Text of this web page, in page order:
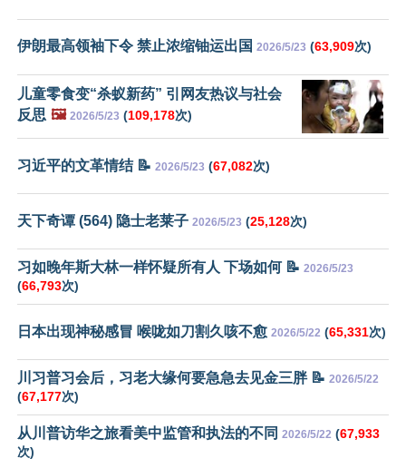
伊朗最高领袖下令 禁止浓缩铀运出国 2026/5/23 (63,909次)
儿童零食变“杀蚁新药” 引网友热议与社会
反思 🖼️ 2026/5/23 (109,178次)
习近平的文革情结 📝 2026/5/23 (67,082次)
天下奇谭 (564) 隐士老莱子 2026/5/23 (25,128次)
习如晚年斯大林一样怀疑所有人 下场如何 📝 2026/5/23
(66,793次)
日本出现神秘感冒 喉咙如刀割久咳不愈 2026/5/22 (65,331次)
川习普习会后，习老大缘何要急急去见金三胖 📝 2026/5/22
(67,177次)
从川普访华之旅看美中监管和执法的不同 2026/5/22 (67,933
次)